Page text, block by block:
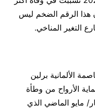
هذا الرقم الضخم ليس
التغير المناخي.
الألمانية برلين
الأرواح من وطأة
مايو الماضي الذي